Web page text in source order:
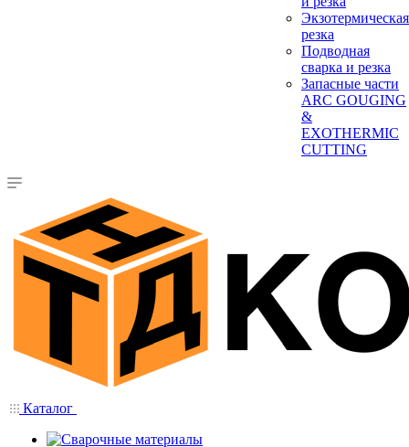
Экзотермическая
резка
Подводная
сварка и резка
Запасные части
ARC GOUGING
&
EXOTHERMIC
CUTTING
Каталог